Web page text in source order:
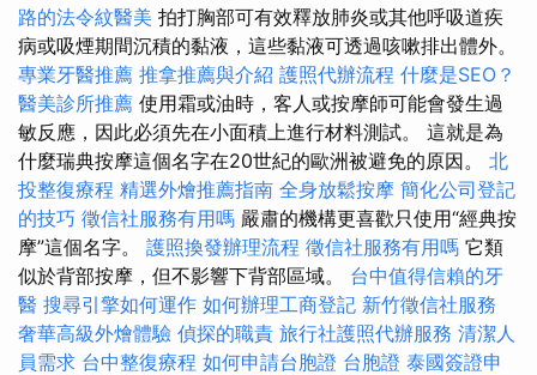
路的法令紋醫美 拍打胸部可有效釋放肺炎或其他呼吸道疾
病或吸煙期間沉積的黏液，這些黏液可透過咳嗽排出體外。
專業牙醫推薦 推拿推薦與介紹 護照代辦流程 什麼是SEO？
醫美診所推薦 使用霜或油時，客人或按摩師可能會發生過
敏反應，因此必須先在小面積上進行材料測試。 這就是為
什麼瑞典按摩這個名字在20世紀的歐洲被避免的原因。 北
投整復療程 精選外燴推薦指南 全身放鬆按摩 簡化公司登記
的技巧 徵信社服務有用嗎 嚴肅的機構更喜歡只使用“經典按
摩”這個名字。 護照換發辦理流程 徵信社服務有用嗎 它類
似於背部按摩，但不影響下背部區域。 台中值得信賴的牙
醫 搜尋引擎如何運作 如何辦理工商登記 新竹徵信社服務
奢華高級外燴體驗 偵探的職責 旅行社護照代辦服務 清潔人
員需求 台中整復療程 如何申請台胞證 台胞證 泰國簽證申